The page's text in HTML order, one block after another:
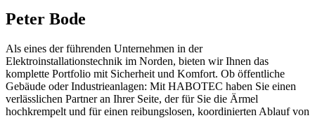
Peter Bode
Als eines der führenden Unternehmen in der
Elektroinstallationstechnik im Norden, bieten wir Ihnen das
komplette Portfolio mit Sicherheit und Komfort. Ob öffentliche
Gebäude oder Industrieanlagen: Mit HABOTEC haben Sie einen
verlässlichen Partner an Ihrer Seite, der für Sie die Ärmel
hochkrempelt und für einen reibungslosen, koordinierten Ablauf von